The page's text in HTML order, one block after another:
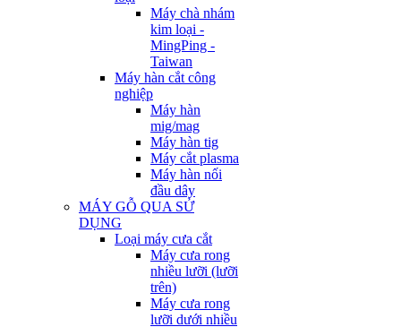
Máy chà nhám
kim loại -
MingPing -
Taiwan
Máy hàn cắt công
nghiệp
Máy hàn
mig/mag
Máy hàn tig
Máy cắt plasma
Máy hàn nối
đầu dây
MÁY GỖ QUA SỬ
DỤNG
Loại máy cưa cắt
Máy cưa rong
nhiều lưỡi (lưỡi
trên)
Máy cưa rong
lưỡi dưới nhiều